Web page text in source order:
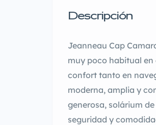
Descripción
Jeanneau Cap
muy poco habitual
confort tanto en
moderna, amplia y
generosa, solárium
seguridad y